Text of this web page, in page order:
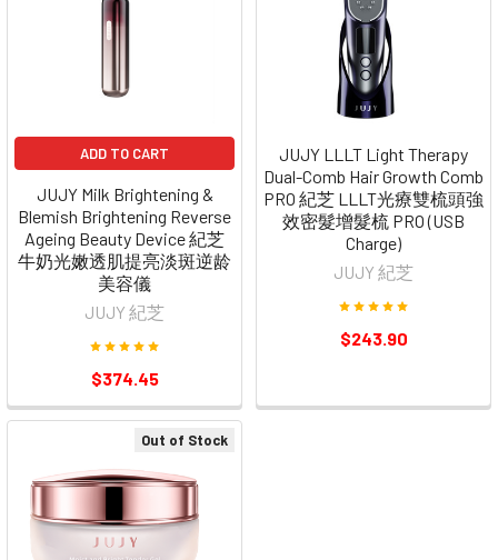
JUJY LLLT Light Therapy
Dual-Comb Hair Growth Comb
PRO 紀芝 LLLT光療雙梳頭強
效密髮增髮梳 PRO (USB
Charge)
JUJY 紀芝
$243.90
ADD TO CART
JUJY Milk Brightening &
Blemish Brightening Reverse
Ageing Beauty Device 紀芝
牛奶光嫩透肌提亮淡斑逆龄
美容儀
JUJY 紀芝
$374.45
Out of Stock